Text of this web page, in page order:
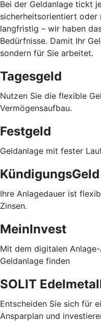
Bei der Geldanlage tickt
sicherheitsorientiert
langfristig – wir haben
Bedürfnisse. Damit Ihr
sondern für Sie arbeitet.
Tagesgeld
Nutzen Sie die flexible
Vermögensaufbau.
Festgeld
Geldanlage mit fester
KündigungsGeld
Ihre Anlagedauer ist
Zinsen.
MeinInvest
Mit dem digitalen
Geldanlage finden
SOLIT
Entscheiden Sie sich für
Ansparplan und